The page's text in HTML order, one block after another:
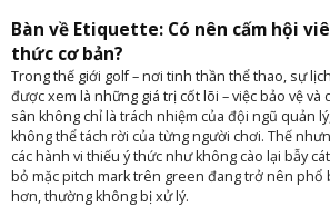
Bàn về Etiquette: Có nên cấm hội
thức cơ bản?
Trong thế giới golf – nơi tinh thần thể thao, sự
được xem là những giá trị cốt lõi – việc bảo vệ và
sân không chỉ là trách nhiệm của đội ngũ quản
không thể tách rời của từng người chơi. Thế
các hành vi thiếu ý thức như không cào lại bẫy
bỏ mặc pitch mark trên green đang trở nên phổ
hơn, thường không bị xử lý.